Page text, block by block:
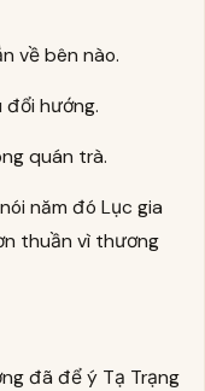
về bên nào.
hướng.
quán trà.
năm đó Lục gia
thuần vì thương
đã để ý Tạ Trạng